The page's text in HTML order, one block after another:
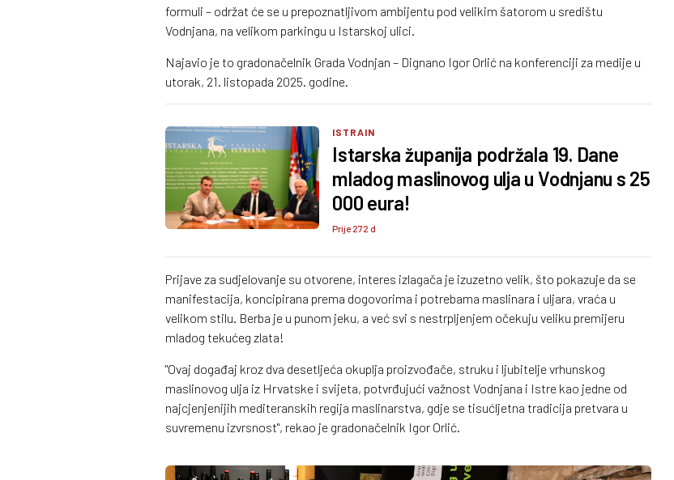
formuli – održat će se u prepoznatljivom ambijentu pod velikim šatorom u središtu
Vodnjana, na velikom parkingu u Istarskoj ulici.
Najavio je to gradonačelnik Grada Vodnjan – Dignano Igor Orlić na konferenciji za medije u
utorak, 21. listopada 2025. godine.
ISTRAIN
Istarska županija podržala 19. Dane
mladog maslinovog ulja u Vodnjanu s 25
000 eura!
Prije 272 d
Prijave za sudjelovanje su otvorene, interes izlagača je izuzetno velik, što pokazuje da se
manifestacija, koncipirana prema dogovorima i potrebama maslinara i uljara, vraća u
velikom stilu. Berba je u punom jeku, a već svi s nestrpljenjem očekuju veliku premijeru
mladog tekućeg zlata!
"Ovaj događaj kroz dva desetljeća okuplja proizvođače, struku i ljubitelje vrhunskog
maslinovog ulja iz Hrvatske i svijeta, potvrđujući važnost Vodnjana i Istre kao jedne od
najcjenjenijih mediteranskih regija maslinarstva, gdje se tisućljetna tradicija pretvara u
suvremenu izvrsnost", rekao je gradonačelnik Igor Orlić.